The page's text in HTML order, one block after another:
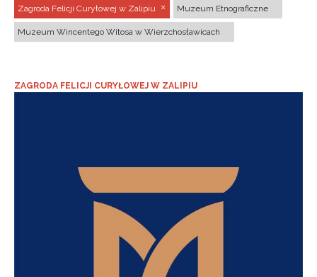
Zagroda Felicji Curyłowej w Zalipiu Muzeum Etnograficzne
Muzeum Wincentego Witosa w Wierzchosławicach
ZAGRODA FELICJI CURYŁOWEJ W ZALIPIU